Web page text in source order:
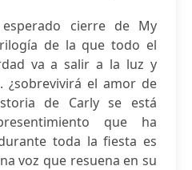
cierre de My
de la que todo el
va a salir a la luz y
¿sobrevivirá el amor de
de Carly se está
que ha
toda la fiesta es
voz que resuena en su